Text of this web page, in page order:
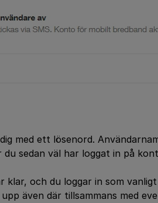
med ett lösenord.
du sedan väl har loggat in på
klar, och du loggar in som
även där tillsammans med